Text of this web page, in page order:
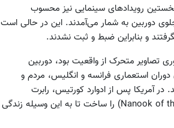
رویدادهای سینمایی نیز محسوب
دوربین به شمار می‌آمدند. این در حالی است
و بنابراین ضبط و ثبت نشدند.
تصاویر متحرک از واقعیت بود، دوربین
استعماری فرانسه و انگلیس، مردم و
آمریکا پس از ادوارد کورتیس، رابرت
فلاهرتی (Robert Flaherty) در سال ۱۹۲۲ فیلم نانوک شمالی (Nanook of the North) را ساخت تا به این وسیله زندگی